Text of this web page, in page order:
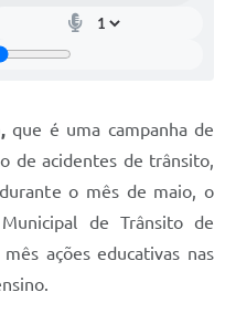
que é uma campanha de
de acidentes de trânsito,
o mês de maio, o
de Trânsito de
ações educativas nas